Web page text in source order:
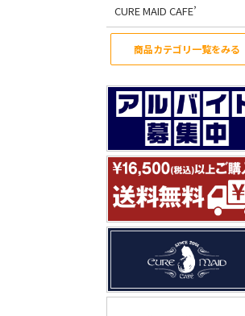
CURE MAID CAFE’
商品カテゴリ一覧をみる